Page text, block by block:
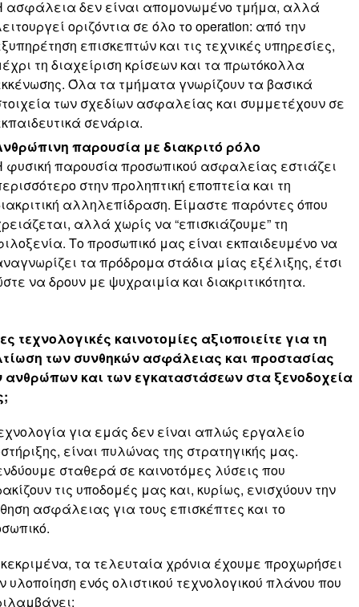
ασφάλεια δεν είναι απομονωμένο τμήμα, αλλά
οριζόντια σε όλο το operation: από την
επισκεπτών και τις τεχνικές υπηρεσίες,
τη διαχείριση κρίσεων και τα πρωτόκολλα
Όλα τα τμήματα γνωρίζουν τα βασικά
των σχεδίων ασφαλείας και συμμετέχουν σε
σενάρια.
παρουσία με διακριτό ρόλο
φυσική παρουσία προσωπικού ασφαλείας εστιάζει
στην προληπτική εποπτεία και τη
αλληλεπίδραση. Είμαστε παρόντες όπου
αλλά χωρίς να “επισκιάζουμε” τη
Το προσωπικό μας είναι εκπαιδευμένο να
τα πρόδρομα στάδια μίας εξέλιξης, έτσι
να δρουν με ψυχραιμία και διακριτικότητα.
τεχνολογικές καινοτομίες αξιοποιείτε για τη
των συνθηκών ασφάλειας και προστασίας
ανθρώπων και των εγκαταστάσεων στα ξενοδοχεία
για εμάς δεν είναι απλώς εργαλείο
είναι πυλώνας της στρατηγικής μας.
σταθερά σε καινοτόμες λύσεις που
τις υποδομές μας και, κυρίως, ενισχύουν την
ασφάλειας για τους επισκέπτες και το
τα τελευταία χρόνια έχουμε προχωρήσει
υλοποίηση ενός ολιστικού τεχνολογικού πλάνου που